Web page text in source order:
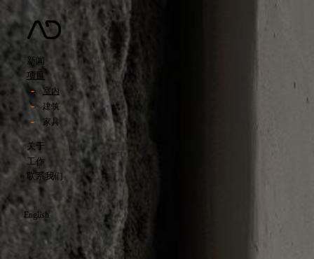
新闻
项目
室内
建筑
家具
关于
工作
联系我们
English